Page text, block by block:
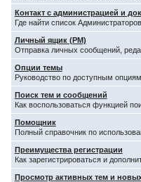
Контакт с администрацией и
Где найти список
Личный ящик (PM)
Отправка личных сообщений,
Опции темы
Руководство по доступным
Поиск тем и сообщений
Как воспользоваться функцией
Помощник
Полный справочник по
Преимущества регистрации
Как зарегистрироваться и
Просмотр активных тем и